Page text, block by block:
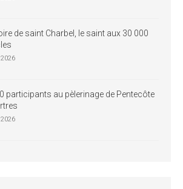
de saint Charbel, le saint aux 30 000
participants au pèlerinage de Pentecôte